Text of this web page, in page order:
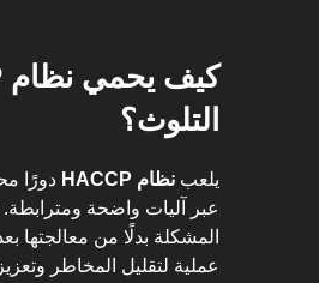
التلوث؟
يلعب نظام HACCP
دورًا
عبر آليات واضحة
المشكلة بدلًا من
عملية لتقليل المخاطر